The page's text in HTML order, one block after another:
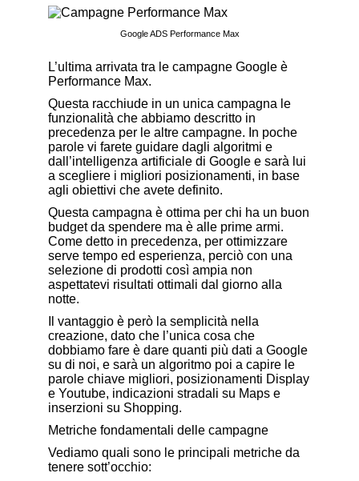
Google ADS Performance Max
L’ultima arrivata tra le campagne Google è
Performance Max.
Questa racchiude in un unica campagna le
funzionalità che abbiamo descritto in
precedenza per le altre campagne. In poche
parole vi farete guidare dagli algoritmi e
dall’intelligenza artificiale di Google e sarà lui
a scegliere i migliori posizionamenti, in base
agli obiettivi che avete definito.
Questa campagna è ottima per chi ha un buon
budget da spendere ma è alle prime armi.
Come detto in precedenza, per ottimizzare
serve tempo ed esperienza, perciò con una
selezione di prodotti così ampia non
aspettatevi risultati ottimali dal giorno alla
notte.
Il vantaggio è però la semplicità nella
creazione, dato che l’unica cosa che
dobbiamo fare è dare quanti più dati a Google
su di noi, e sarà un algoritmo poi a capire le
parole chiave migliori, posizionamenti Display
e Youtube, indicazioni stradali su Maps e
inserzioni su Shopping.
Metriche fondamentali delle campagne
Vediamo quali sono le principali metriche da
tenere sott’occhio: